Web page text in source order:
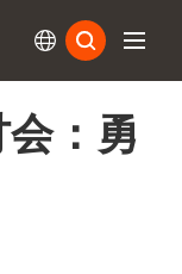
：勇